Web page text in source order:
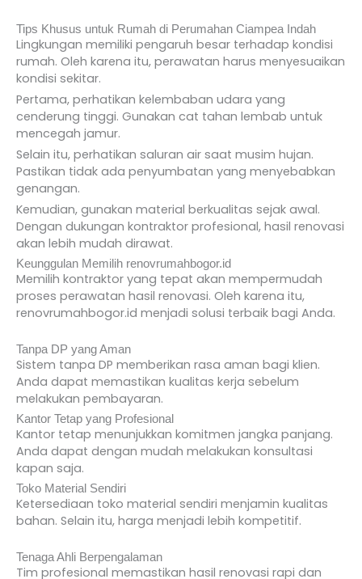
Tips Khusus untuk Rumah di Perumahan Ciampea Indah
Lingkungan memiliki pengaruh besar terhadap kondisi
rumah. Oleh karena itu, perawatan harus menyesuaikan
kondisi sekitar.
Pertama, perhatikan kelembaban udara yang
cenderung tinggi. Gunakan cat tahan lembab untuk
mencegah jamur.
Selain itu, perhatikan saluran air saat musim hujan.
Pastikan tidak ada penyumbatan yang menyebabkan
genangan.
Kemudian, gunakan material berkualitas sejak awal.
Dengan dukungan kontraktor profesional, hasil renovasi
akan lebih mudah dirawat.
Keunggulan Memilih renovrumahbogor.id
Memilih kontraktor yang tepat akan mempermudah
proses perawatan hasil renovasi. Oleh karena itu,
renovrumahbogor.id menjadi solusi terbaik bagi Anda.
Tanpa DP yang Aman
Sistem tanpa DP memberikan rasa aman bagi klien.
Anda dapat memastikan kualitas kerja sebelum
melakukan pembayaran.
Kantor Tetap yang Profesional
Kantor tetap menunjukkan komitmen jangka panjang.
Anda dapat dengan mudah melakukan konsultasi
kapan saja.
Toko Material Sendiri
Ketersediaan toko material sendiri menjamin kualitas
bahan. Selain itu, harga menjadi lebih kompetitif.
Tenaga Ahli Berpengalaman
Tim profesional memastikan hasil renovasi rapi dan